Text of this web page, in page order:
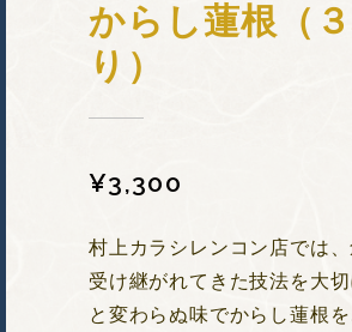
からし蓮根（
り）
¥3,300
村上カラシレンコン店では、
受け継がれてきた技法を大
と変わらぬ味でからし蓮根